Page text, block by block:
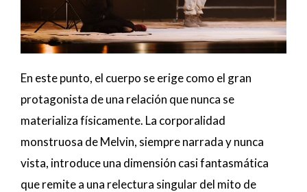
En este punto, el cuerpo se erige como el gran
protagonista de una relación que nunca se
materializa físicamente. La corporalidad
monstruosa de Melvin, siempre narrada y nunca
vista, introduce una dimensión casi fantasmática
que remite a una relectura singular del mito de